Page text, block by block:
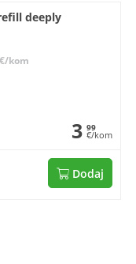
deeply
kom
3 99
€/kom
Dodaj